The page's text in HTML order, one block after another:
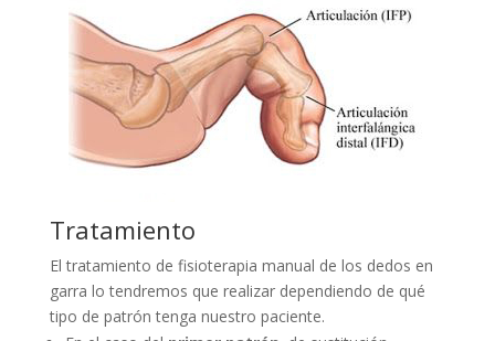
Tratamiento
El tratamiento de fisioterapia manual de los dedos en
garra lo tendremos que realizar dependiendo de qué
tipo de patrón tenga nuestro paciente.